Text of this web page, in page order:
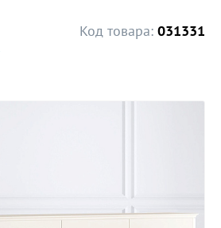
Код товара: 031331